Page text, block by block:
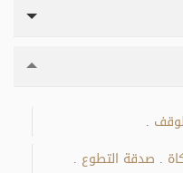
صدقة التطوع